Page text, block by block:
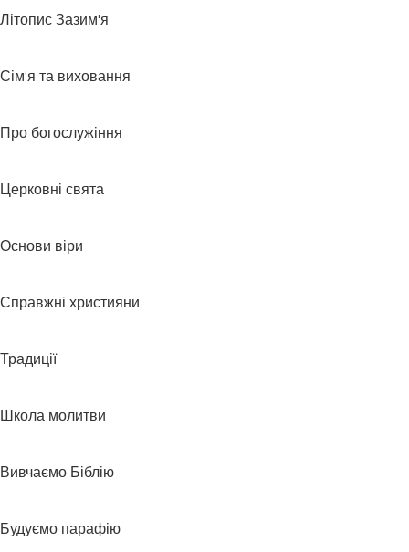
Літопис Зазим'я
Сім'я та виховання
Про богослужіння
Церковні свята
Основи віри
Справжні християни
Традиції
Школа молитви
Вивчаємо Біблію
Будуємо парафію